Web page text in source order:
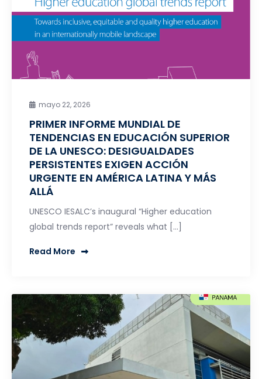
mayo 22, 2026
PRIMER INFORME MUNDIAL DE
TENDENCIAS EN EDUCACIÓN SUPERIOR
DE LA UNESCO: DESIGUALDADES
PERSISTENTES EXIGEN ACCIÓN
URGENTE EN AMÉRICA LATINA Y MÁS
ALLÁ
UNESCO IESALC’s inaugural “Higher education
global trends report” reveals what […]
Read More